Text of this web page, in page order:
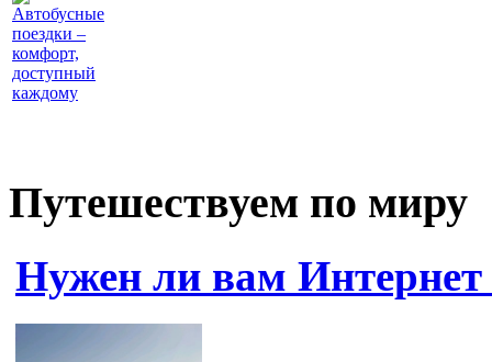
Автобусные
поездки –
комфорт,
доступный
каждому
Путешествуем по миру
Нужен ли вам Интернет